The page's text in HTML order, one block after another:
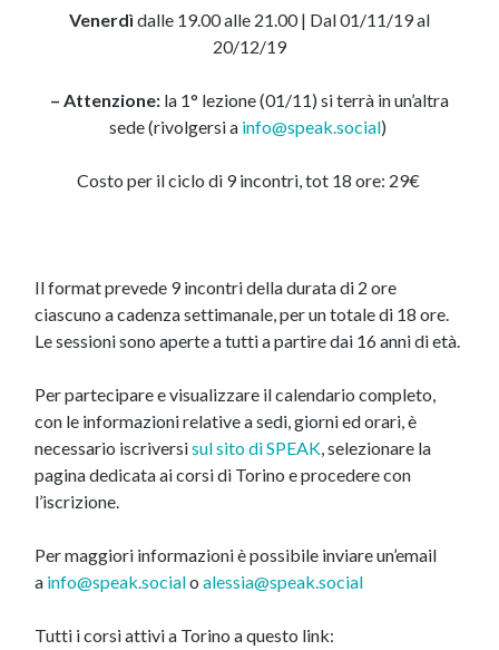
Venerdì dalle 19.00 alle 21.00 | Dal 01/11/19 al
20/12/19
– Attenzione: la 1° lezione (01/11) si terrà in un’altra
sede (rivolgersi a info@speak.social)
Costo per il ciclo di 9 incontri, tot 18 ore: 29€
Il format prevede 9 incontri della durata di 2 ore
ciascuno a cadenza settimanale, per un totale di 18 ore.
Le sessioni sono aperte a tutti a partire dai 16 anni di età.
Per partecipare e visualizzare il calendario completo,
con le informazioni relative a sedi, giorni ed orari, è
necessario iscriversisul sito di SPEAK, selezionare la
pagina dedicata ai corsi di Torino e procedere con
l’iscrizione.
Per maggiori informazioni è possibile inviare un’email
a info@speak.socialo alessia@speak.social
Tutti i corsi attivi a Torino a questo link: